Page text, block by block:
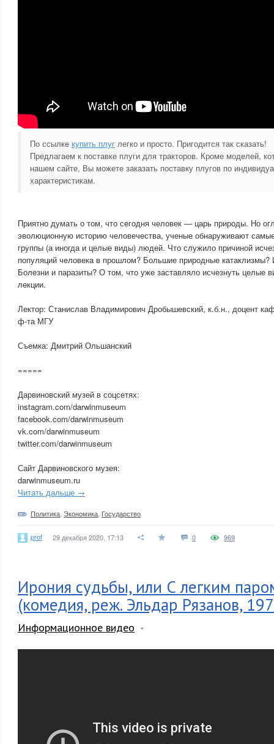
По ссылке купить плуг легко и просто. Пригодится так сказать!
Предлагаем к поставке плуги для тракторов. Кроме моделей,
нашем сайте, Вы можете заказать поставку плугов по
характеристикам.
Приятно думать о том, что сегодня человек — царь природы. Но
эволюционную историю человечества, ученые обнаруживают
группы (а иногда и целые виды) людей. Что служило причиной
популяций человека в прошлом? Большие природные катаклизмы?
Болезни и паразиты? О том, что уже заставляло исчезнуть целые
лекции.
Лектор: Станислав Владимирович Дробышевский, к.б.н., доцент
ф-та МГУ
Съемка: Дмитрий Ольшанский
=====
Дарвиновский музей в соцсетях:
instagram.com/darwinmuseum
facebook.com/darwinmuseum
vk.com/darwinmuseum
twitter.com/darwinmuseum
Сайт Дарвиновского музея:
darwinmuseum.ru
Читать дальше →
Политика Экономика Государство
prof 29 декабря 2020, 17:13 0 969
Ирония судьбы, или С легким
(комедия, реж. Эльдар Рязанов,
Информационное видео